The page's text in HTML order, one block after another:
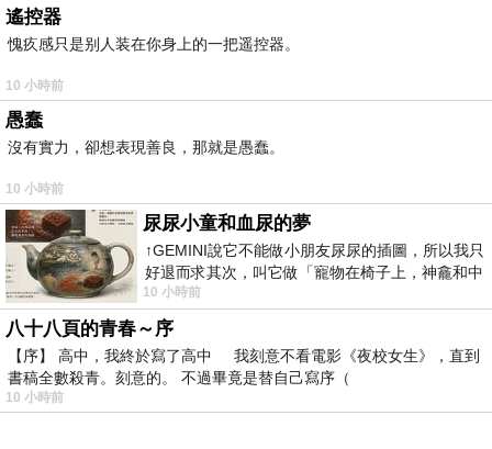
遙控器
愧疚感只是别人装在你身上的一把遥控器。
10 小時前
愚蠢
沒有實力，卻想表現善良，那就是愚蠢。
10 小時前
尿尿小童和血尿的夢
↑GEMINI說它不能做小朋友尿尿的插圖，所以我只
好退而求其次，叫它做「寵物在椅子上，神龕和中
年人臉孔」的畫了。 六月底
10 小時前
八十八頁的青春～序
【序】 高中，我終於寫了高中 我刻意不看電影《夜校女生》，直到
書稿全數殺青。刻意的。 不過畢竟是替自己寫序（
10 小時前